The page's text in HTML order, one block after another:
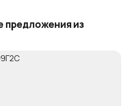
предложения из